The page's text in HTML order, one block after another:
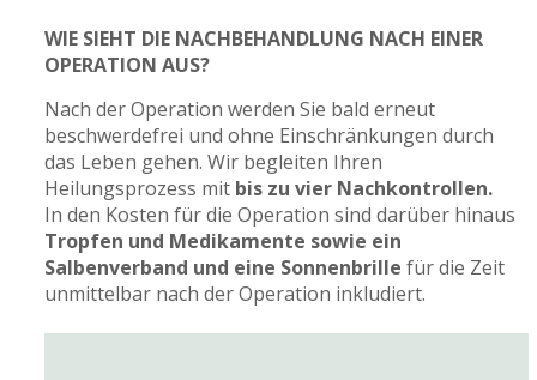
WIE SIEHT DIE NACHBEHANDLUNG NACH EINER
OPERATION AUS?
Nach der Operation werden Sie bald erneut
beschwerdefrei und ohne Einschränkungen durch
das Leben gehen. Wir begleiten Ihren
Heilungsprozess mit bis zu vier Nachkontrollen.
In den Kosten für die Operation sind darüber hinaus
Tropfen und Medikamente sowie ein
Salbenverband und eine Sonnenbrille für die Zeit
unmittelbar nach der Operation inkludiert.